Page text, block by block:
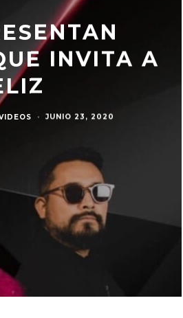
INVITA A
· JUNIO 23, 2020